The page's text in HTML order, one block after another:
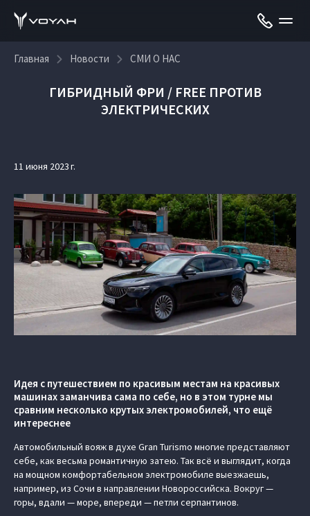
Главная Новости СМИ О НАС
ГИБРИДНЫЙ ФРИ / FREE ПРОТИВ
ЭЛЕКТРИЧЕСКИХ
11 июня 2023 г.
Идея с путешествием по красивым местам на красивых
машинах заманчива сама по себе, но в этом турне мы
сравним несколько крутых электромобилей, что ещё
интереснее
Автомобильный вояж в духе Gran Turismo многие представляют
себе, как весьма романтичную затею. Так всё и выглядит, когда
на мощном комфортабельном электромобиле выезжаешь,
например, из Сочи в направлении Новороссийска. Вокруг —
горы, вдали — море, впереди — петли серпантинов.